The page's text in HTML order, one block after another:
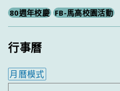
80週年校慶 FB-馬高校園活動
行事曆
月曆模式